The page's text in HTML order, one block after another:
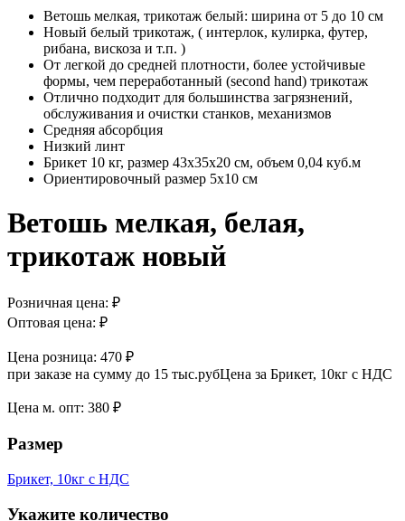
Ветошь мелкая, трикотаж белый: ширина от 5 до 10 см
Новый белый трикотаж, ( интерлок, кулирка, футер,
рибана, вискоза и т.п. )
От легкой до средней плотности, более устойчивые
формы, чем переработанный (second hand) трикотаж
Отлично подходит для большинства загрязнений,
обслуживания и очистки станков, механизмов
Средняя абсорбция
Низкий линт
Брикет 10 кг, размер 43х35х20 см, объем 0,04 куб.м
Ориентировочный размер 5х10 см
Ветошь мелкая, белая,
трикотаж новый
Розничная цена: ₽
Оптовая цена: ₽
Цена розница: 470 ₽
при заказе на сумму до 15 тыс.рубЦена за Брикет, 10кг с НДС
Цена м. опт: 380 ₽
Размер
Брикет, 10кг с НДС
Укажите количество